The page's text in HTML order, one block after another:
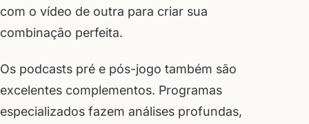
com o vídeo de outra para criar sua
combinação perfeita.
Os podcasts pré e pós-jogo também são
excelentes complementos. Programas
especializados fazem análises profundas,